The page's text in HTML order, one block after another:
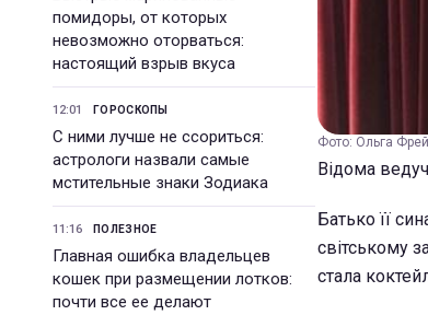
помидоры, от которых
невозможно оторваться:
настоящий взрыв вкуса
12:01 ГОРОСКОПЫ
С ними лучше не ссориться:
астрологи назвали самые
мстительные знаки Зодиака
11:16 ПОЛЕЗНОЕ
Главная ошибка владельцев
кошек при размещении лотков:
почти все ее делают
Фото: Ольга
Відома
Батько її
світському
стала